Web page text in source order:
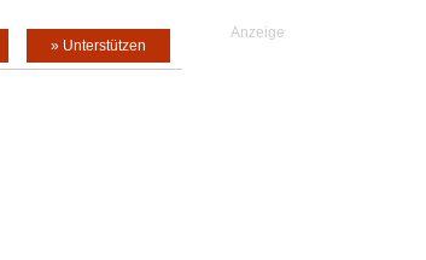
» Unterstützen